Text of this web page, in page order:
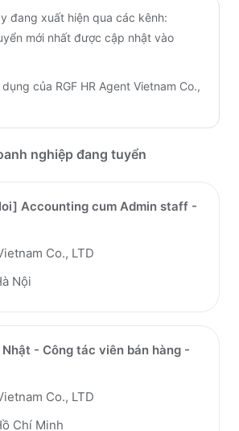
đang xuất hiện qua các kênh:
mới nhất được cập nhật vào
của RGF HR Agent Vietnam Co.,
nghiệp đang tuyển
Accounting cum Admin staff -
Co., LTD
Nội
- Công tác viên bán hàng -
Co., LTD
Chí Minh